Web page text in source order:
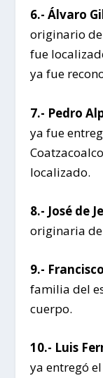
6.- Álvaro
originario
fue
ya fue
7.- Pedro
ya fue
localizado.
8.- José de
originaria
9.-
familia del
cuerpo.
10.- Luis
ya entregó